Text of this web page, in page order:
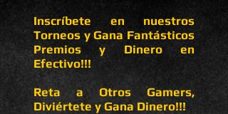
Inscríbete en nuestros
Torneos y Gana Fantásticos
Premios y Dinero en
Efectivo!!!
Reta a Otros Gamers,
Diviértete y Gana Dinero!!!